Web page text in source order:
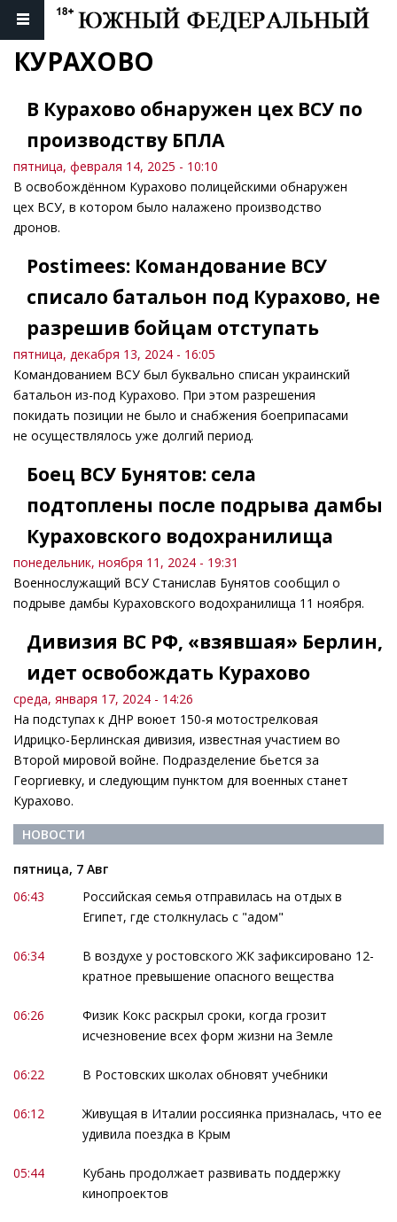
КУРАХОВО
В Курахово обнаружен цех ВСУ по
производству БПЛА
пятница, февраля 14, 2025 - 10:10
В освобождённом Курахово полицейскими обнаружен
цех ВСУ, в котором было налажено производство
дронов.
Postimees: Командование ВСУ
списало батальон под Курахово, не
разрешив бойцам отступать
пятница, декабря 13, 2024 - 16:05
Командованием ВСУ был буквально списан украинский
батальон из-под Курахово. При этом разрешения
покидать позиции не было и снабжения боеприпасами
не осуществлялось уже долгий период.
Боец ВСУ Бунятов: села
подтоплены после подрыва дамбы
Кураховского водохранилища
понедельник, ноября 11, 2024 - 19:31
Военнослужащий ВСУ Станислав Бунятов сообщил о
подрыве дамбы Кураховского водохранилища 11 ноября.
Дивизия ВС РФ, «взявшая» Берлин,
идет освобождать Курахово
среда, января 17, 2024 - 14:26
На подступах к ДНР воюет 150-я мотострелковая
Идрицко-Берлинская дивизия, известная участием во
Второй мировой войне. Подразделение бьется за
Георгиевку, и следующим пунктом для военных станет
Курахово.
НОВОСТИ
пятница, 7 Авг
06:43
Российская семья отправилась на отдых в
Египет, где столкнулась с "адом"
06:34
В воздухе у ростовского ЖК зафиксировано 12-
кратное превышение опасного вещества
06:26
Физик Кокс раскрыл сроки, когда грозит
исчезновение всех форм жизни на Земле
06:22 В Ростовских школах обновят учебники
06:12
Живущая в Италии россиянка призналась, что ее
удивила поездка в Крым
05:44
Кубань продолжает развивать поддержку
кинопроектов